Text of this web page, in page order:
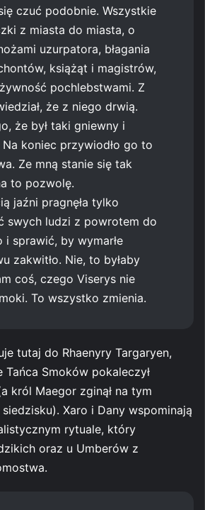
czuć podobnie. Wszystkie
z miasta do miasta, o
uzurpatora, błagania
książąt i magistrów,
pochlebstwami. Z
że z niego drwią.
że był taki gniewny i
Na koniec przywiodło go to
Ze mną stanie się tak
to pozwolę.
jaźni pragnęła tylko
swych ludzi z powrotem do
i sprawić, by wymarłe
zakwitło. Nie, to byłaby
coś, czego Viserys nie
To wszystko zmienia.
tutaj do Rhaenyry Targaryen,
Tańca Smoków pokaleczył
król Maegor zginął na tym
Xaro i Dany wspominają
rytuale, który
oraz u Umberów z